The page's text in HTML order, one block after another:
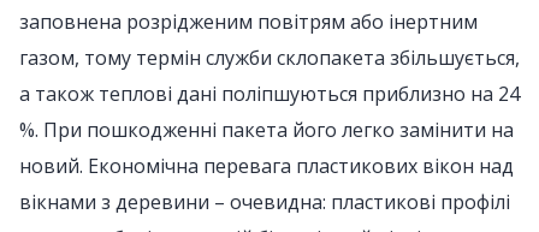
заповнена розрідженим повітрям або інертним
газом, тому термін служби склопакета збільшується,
а також теплові дані поліпшуються приблизно на 24
%. При пошкодженні пакета його легко замінити на
новий. Економічна перевага пластикових вікон над
вікнами з деревини – очевидна: пластикові профілі